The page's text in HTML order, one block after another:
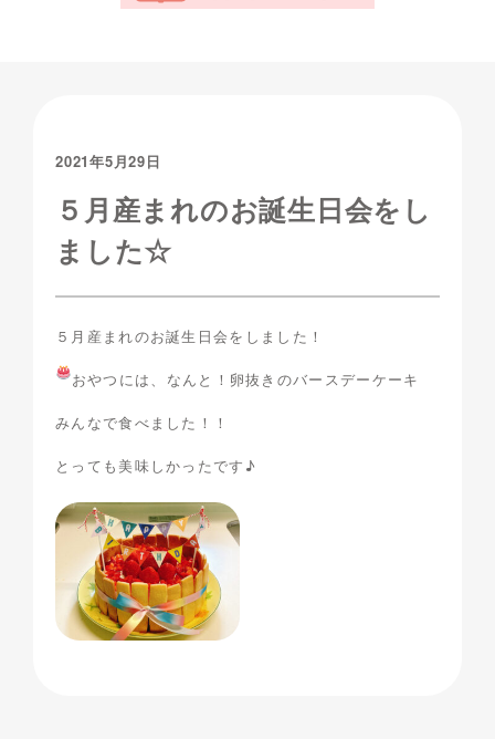
2021年5月29日
５月産まれのお誕生日会をし
ました☆
５月産まれのお誕生日会をしました！
おやつには、なんと！卵抜きのバースデーケーキ
みんなで食べました！！
とっても美味しかったです♪